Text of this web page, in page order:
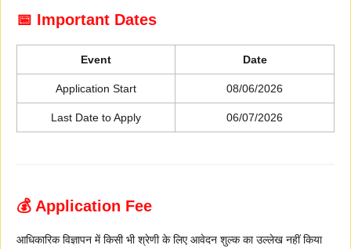
📅 Important Dates
Event Date
Application Start 08/06/2026
Last Date to Apply 06/07/2026
💰 Application Fee
आधिकारिक विज्ञापन में किसी भी श्रेणी के लिए आवेदन शुल्क का उल्लेख नहीं किया